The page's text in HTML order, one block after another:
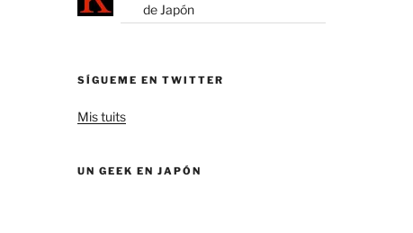
de Japón
SÍGUEME EN TWITTER
Mis tuits
UN GEEK EN JAPÓN